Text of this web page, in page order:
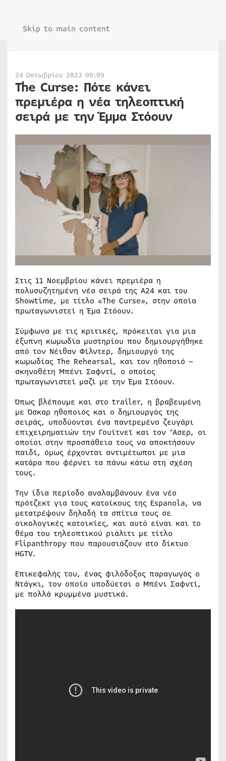
Skip to main content
24 Οκτωβρίου 2023 09:09
The Curse: Πότε κάνει
πρεμιέρα η νέα τηλεοπτική
σειρά με την Έμμα Στόουν
Στις 11 Νοεμβρίου κάνει πρεμιέρα η
πολυσυζητημένη νέα σειρά της A24 και του
Showtime, με τίτλο «The Curse», στην οποία
πρωταγωνιστεί η Έμα Στόουν.
Σύμφωνα με τις κριτικές, πρόκειται για μια
έξυπνη κωμωδία μυστηρίου που δημιουργήθηκε
από τον Νέιθαν Φίλντερ, δημιουργό της
κωμωδίας The Rehearsal, και τον ηθοποιό –
σκηνοθέτη Μπένι Σαφντί, ο οποίος
πρωταγωνιστεί μαζί με την Έμα Στόουν.
Όπως βλέπουμε και στο trailer, η βραβευμένη
με Όσκαρ ηθοποιός και ο δημιουργός της
σειράς, υποδύονται ένα παντρεμένο ζευγάρι
επιχειρηματιών την Γουίτνεϊ και τον ‘Ασερ, οι
οποίοι στην προσπάθεια τους να αποκτήσουν
παιδί, όμως έρχονται αντιμέτωποι με μια
κατάρα που φέρνει τα πάνω κάτω στη σχέση
τους.
Την ίδια περίοδο αναλαμβάνουν ένα νέο
πρότζεκτ για τους κατοίκους της Espanola, να
μετατρέψουν δηλαδή τα σπίτια τους σε
οικολογικές κατοικίες, και αυτό είναι και το
θέμα του τηλεοπτικού ριάλιτι με τίτλο
Flipanthropy που παρουσιάζουν στο δίκτυο
HGTV.
Επικεφαλής του, ένας φιλόδοξος παραγωγός ο
Ντάγκι, τον οποίο υποδύεται ο Μπένι Σαφντί,
με πολλά κρυμμένα μυστικά.